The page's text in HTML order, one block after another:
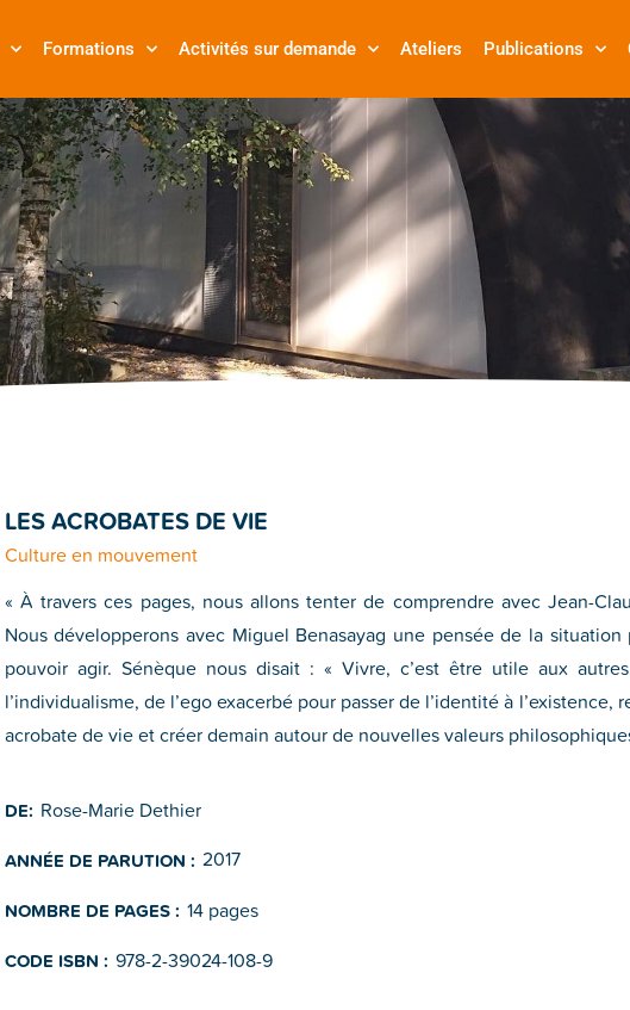
Formations Activités sur demande Ateliers Publications
LES ACROBATES DE VIE
Culture en mouvement
« À travers ces pages, nous allons tenter de comprendre avec Jean-
Nous développerons avec Miguel Benasayag une pensée de la
pouvoir agir. Sénèque nous disait : « Vivre, c’est être utile aux
l’individualisme, de l’ego exacerbé pour passer de l’identité à
acrobate de vie et créer demain autour de nouvelles valeurs
DE: Rose-Marie Dethier
ANNÉE DE PARUTION : 2017
NOMBRE DE PAGES : 14 pages
CODE ISBN : 978-2-39024-108-9